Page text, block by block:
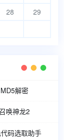
28
29
MD5解密
唤神龙2
码选取助手